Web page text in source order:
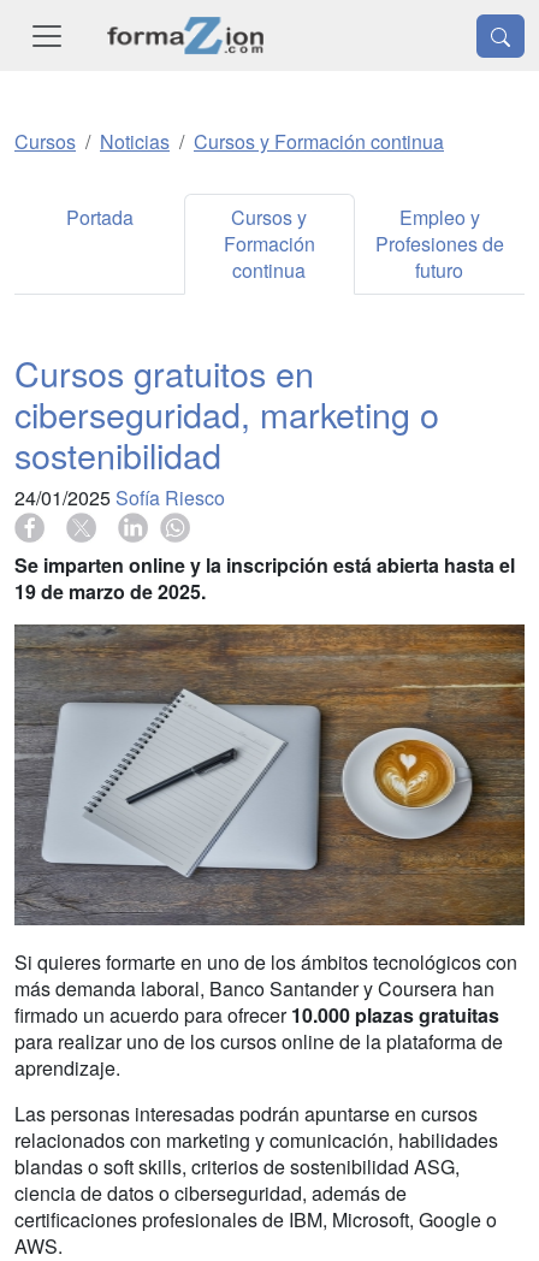
Cursos Noticias Cursos y Formación continua
Portada
Cursos y
Formación
continua
Empleo y
Profesiones de
futuro
Cursos gratuitos en
ciberseguridad, marketing o
sostenibilidad
24/01/2025 Sofía Riesco
Se imparten online y la inscripción está abierta hasta el
19 de marzo de 2025.
Si quieres formarte en uno de los ámbitos tecnológicos con
más demanda laboral, Banco Santander y Coursera han
firmado un acuerdo para ofrecer10.000 plazas gratuitas
para realizar uno de los cursos online de la plataforma de
aprendizaje.
Las personas interesadas podrán apuntarse en cursos
relacionados con marketing y comunicación, habilidades
blandas o soft skills, criterios de sostenibilidad ASG,
ciencia de datos o ciberseguridad, además de
certificaciones profesionales de IBM, Microsoft, Google o
AWS.